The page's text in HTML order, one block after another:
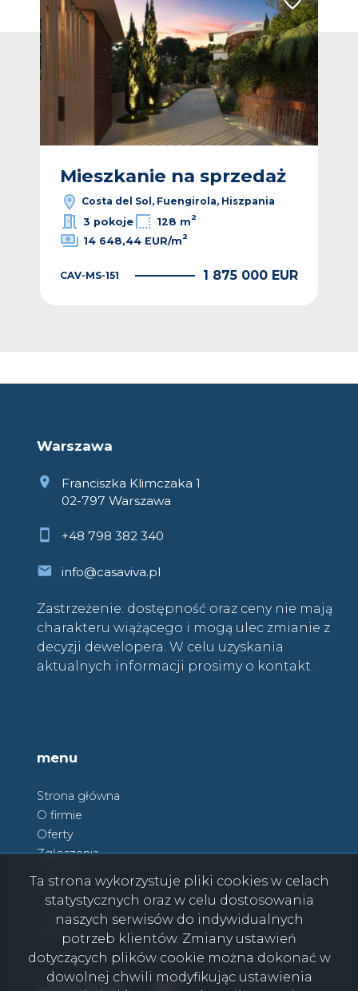
Dodaj do ulubionych Dodaj do
Mieszkanie na sprzedaż
Costa del Sol, Fuengirola, Hiszpania
3 pokoje
128 m2
14 648,44 EUR/m2
CAV-MS-151 1 875 000 EUR
Warszawa
Franciszka Klimczaka 1
02-797 Warszawa
+48 798 382 340
info@casaviva.pl
Zastrzeżenie: dostępność oraz ceny nie mają
charakteru wiążącego i mogą ulec zmianie z
decyzji dewelopera. W celu uzyskania
aktualnych informacji prosimy o kontakt.
menu
Strona główna
O firmie
Oferty
Zgłoszenia
Kontakt
Ta strona wykorzystuje pliki cookies w celach
statystycznych oraz w celu dostosowania
naszych serwisów do indywidualnych
potrzeb klientów. Zmiany ustawień
dotyczących plików cookie można dokonać w
dowolnej chwili modyfikując ustawienia